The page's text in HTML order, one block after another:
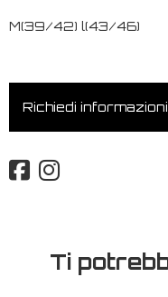
M(39/42) l(43/46)
Richiedi
Ti